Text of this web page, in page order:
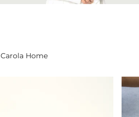
Carola Home